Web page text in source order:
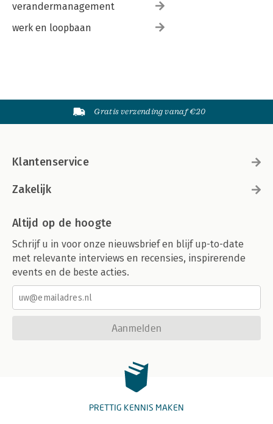
verandermanagement
werk en loopbaan
Gratis verzending vanaf €20
Klantenservice
Zakelijk
Altijd op de hoogte
Schrijf u in voor onze nieuwsbrief en blijf up-to-date
met relevante interviews en recensies, inspirerende
events en de beste acties.
Aanmelden
PRETTIG KENNIS MAKEN